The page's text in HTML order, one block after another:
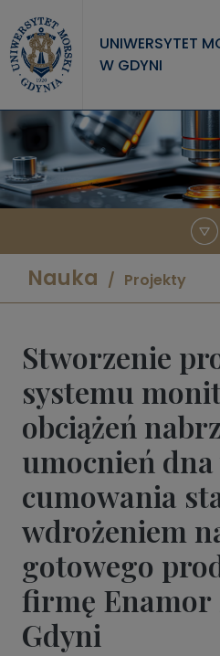
UNIWERSYTET
W GDYNI
UNIWERSYTET
STUDIA
NAUKA
Nauka Projekty
Stworzenie
systemu
obciążeń
umocnień
cumowania
wdrożeniem
gotowego
firmę Enamor
Gdyni